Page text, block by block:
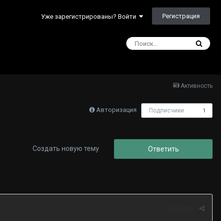
Уже зарегистрированы? Войти Регистрация
Активность
Авторизация Подписчики 1
Ответить
Создать новую тему